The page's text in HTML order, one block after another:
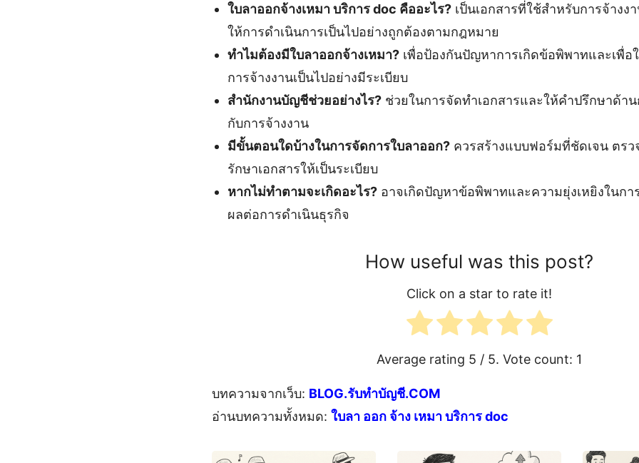
ใบลาออกจ้างเหมา บริการ doc คืออะไร?เป็นเอกสารที่ใช้สำหรับการจ้างง
ให้การดำเนินการเป็นไปอย่างถูกต้องตามกฎหมาย
ทำไมต้องมีใบลาออกจ้างเหมา?เพื่อป้องกันปัญหาการเกิดข้อพิพาทและเพื่อ
การจ้างงานเป็นไปอย่างมีระเบียบ
สำนักงานบัญชีช่วยอย่างไร?ช่วยในการจัดทำเอกสารและให้คำปรึกษาด้า
กับการจ้างงาน
มีขั้นตอนใดบ้างในการจัดการใบลาออก?ควรสร้างแบบฟอร์มที่ชัดเจน ตรว
รักษาเอกสารให้เป็นระเบียบ
หากไม่ทำตามจะเกิดอะไร?อาจเกิดปัญหาข้อพิพาทและความยุ่งเหยิงในกา
ผลต่อการดำเนินธุรกิจ
How useful was this post?
Click on a star to rate it!
Average rating 5 / 5. Vote count: 1
บทความจากเว็บ: BLOG.รับทำบัญชี.COM
อ่านบทความทั้งหมด: ใบลา ออก จ้าง เหมา บริการ doc